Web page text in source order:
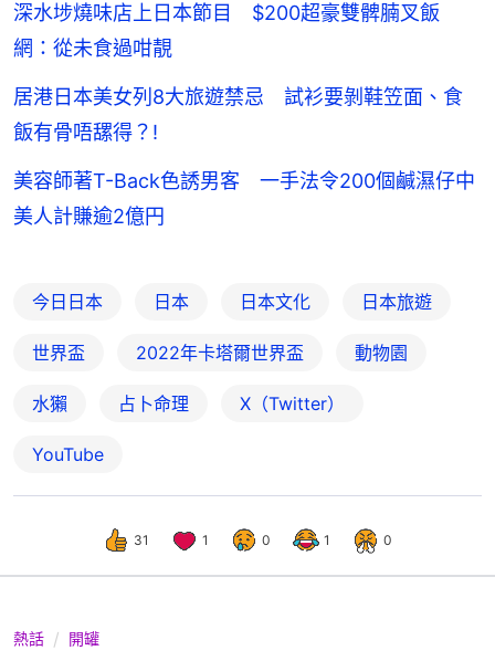
深水埗燒味店上日本節目 $200超豪雙髀腩叉飯
網：從未食過咁靚
居港日本美女列8大旅遊禁忌 試衫要剝鞋笠面、食
飯有骨唔𦧲得？!
美容師著T-Back色誘男客 一手法令200個鹹濕仔中
美人計賺逾2億円
今日日本 日本 日本文化 日本旅遊
世界盃 2022年卡塔爾世界盃 動物園
水獺 占卜命理 X（Twitter）
YouTube
31 1 0 1 0
熱話 開罐